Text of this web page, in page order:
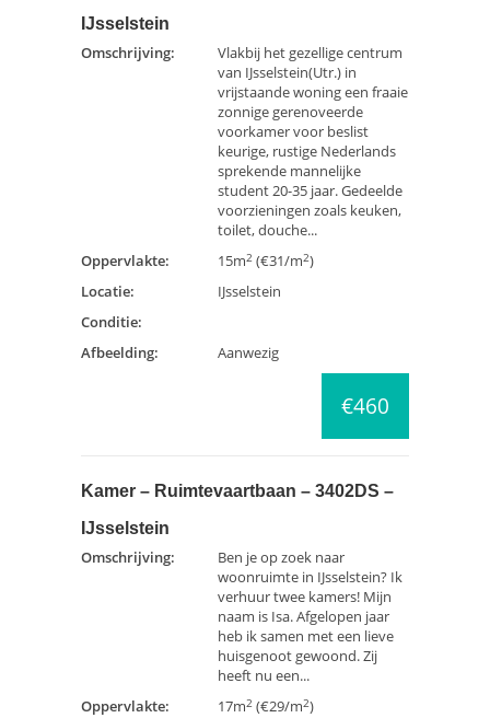
IJsselstein
Omschrijving:
Vlakbij het gezellige centrum
van IJsselstein(Utr.) in
vrijstaande woning een fraaie
zonnige gerenoveerde
voorkamer voor beslist
keurige, rustige Nederlands
sprekende mannelijke
student 20-35 jaar. Gedeelde
voorzieningen zoals keuken,
toilet, douche...
Oppervlakte:
15m2 (€31/m2)
Locatie:
IJsselstein
Conditie:
Afbeelding:
Aanwezig
€460
Kamer – Ruimtevaartbaan – 3402DS –
IJsselstein
Omschrijving:
Ben je op zoek naar
woonruimte in IJsselstein? Ik
verhuur twee kamers! Mijn
naam is Isa. Afgelopen jaar
heb ik samen met een lieve
huisgenoot gewoond. Zij
heeft nu een...
Oppervlakte:
17m2 (€29/m2)